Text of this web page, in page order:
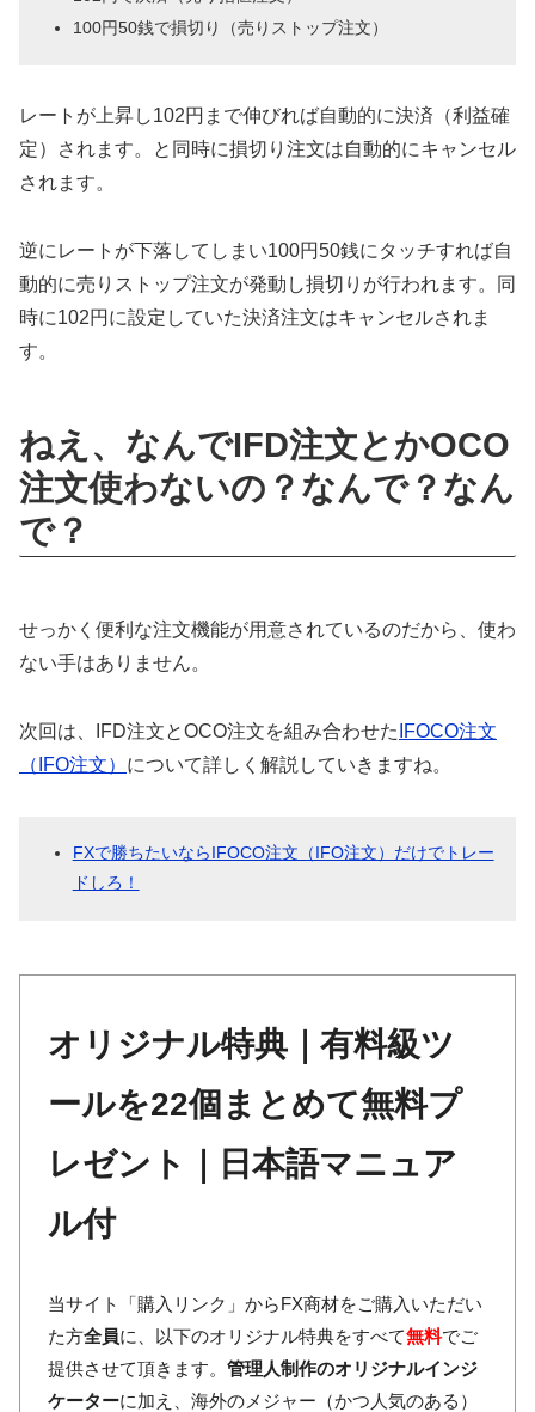
100円50銭で損切り（売りストップ注文）
レートが上昇し102円まで伸びれば自動的に決済（利益確
定）されます。と同時に損切り注文は自動的にキャンセル
されます。
逆にレートが下落してしまい100円50銭にタッチすれば自
動的に売りストップ注文が発動し損切りが行われます。同
時に102円に設定していた決済注文はキャンセルされま
す。
ねえ、なんでIFD注文とかOCO
注文使わないの？なんで？なん
で？
せっかく便利な注文機能が用意されているのだから、使わ
ない手はありません。
次回は、IFD注文とOCO注文を組み合わせた IFOCO注文
（IFO注文） について詳しく解説していきますね。
FXで勝ちたいならIFOCO注文（IFO注文）だけでトレー
ドしろ！
オリジナル特典｜有料級ツ
ールを22個まとめて無料プ
レゼント｜日本語マニュア
ル付
当サイト「購入リンク」からFX商材をご購入いただい
た方全員に、以下のオリジナル特典をすべて無料でご
提供させて頂きます。 管理人制作のオリジナルインジ
ケーターに加え、海外のメジャー（かつ人気のある）